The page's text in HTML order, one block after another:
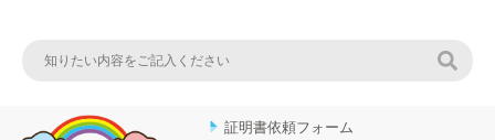
証明書依頼フォーム